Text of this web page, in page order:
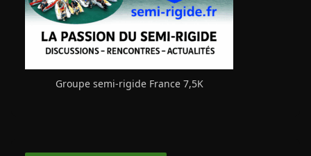
Groupe semi-rigide France 7,5K